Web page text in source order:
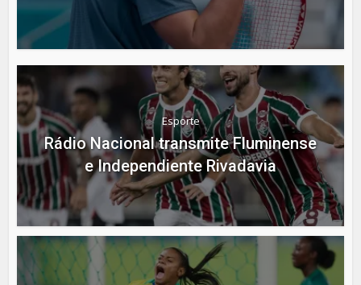
Esporte
Rádio Nacional transmite Fluminense
e Independiente Rivadavia